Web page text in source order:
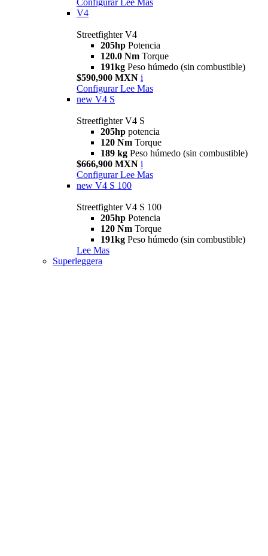
Configurar Lee Mas
V4
Streetfighter V4
205hp Potencia
120.0 Nm Torque
191kg Peso húmedo (sin combustible)
$590,900 MXN i
Configurar Lee Mas
new V4 S
Streetfighter V4 S
205hp potencia
120 Nm Torque
189 kg Peso húmedo (sin combustible)
$666,900 MXN i
Configurar Lee Mas
new V4 S 100
Streetfighter V4 S 100
205hp Potencia
120 Nm Torque
191kg Peso húmedo (sin combustible)
Lee Mas
Superleggera